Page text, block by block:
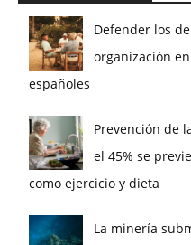
Defender los
organización
españoles
Prevención de
el 45% se
como ejercicio y dieta
La minería